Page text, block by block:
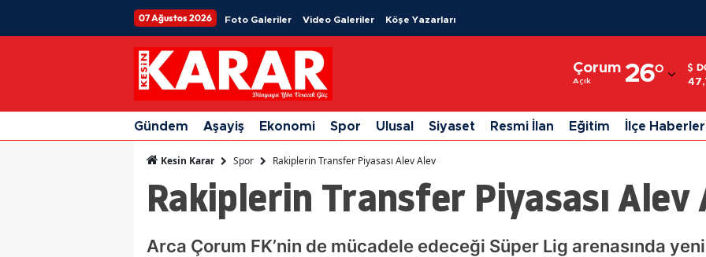
07 Ağustos 2026 Foto Galeriler Video Galeriler Köşe Yazarları
Çorum
Açık 26°
Adıyaman
Afyonkarahisar
Ağrı
Ankara
Antalya
Gündem Aşayiş Ekonomi Spor Ulusal Siyaset Resmi İlan Eğitim İlçe
Kesin Karar Spor Rakiplerin Transfer Piyasası Alev Alev
Rakiplerin Transfer Piyasası Alev
Arca Çorum FK’nin de mücadele edeceği Süper Lig arenasında